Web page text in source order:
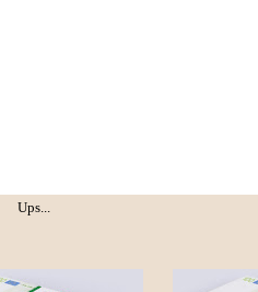
Ups...